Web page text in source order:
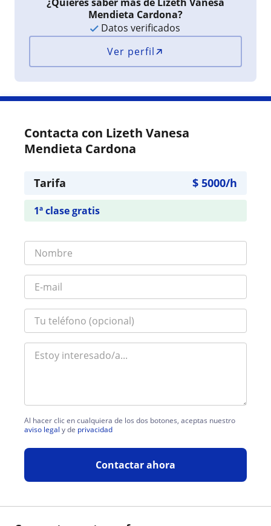
Mendieta Cardona?
Datos verificados
Ver perfil
Contacta con Lizeth Vanesa
Mendieta Cardona
Tarifa $ 5000/h
1ª clase gratis
Al hacer clic en cualquiera de los dos botones, aceptas nuestro
aviso legal y de privacidad
Contactar ahora